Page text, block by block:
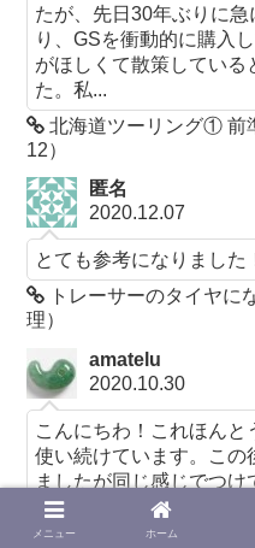
たが、先日30年ぶりに
り、GSを衝動的に購入
がほしくて散策している
た。私...
北海道ツーリング① 前
12）
匿名
2020.12.07
とても参考になりました
トレーサーのタイヤに
理）
amatelu
2020.10.30
こんにちわ！これほん
使い続けています。この
ましたが同じ感じでつ
イのmate9は一番長い
フロ...
メニュー ホーム